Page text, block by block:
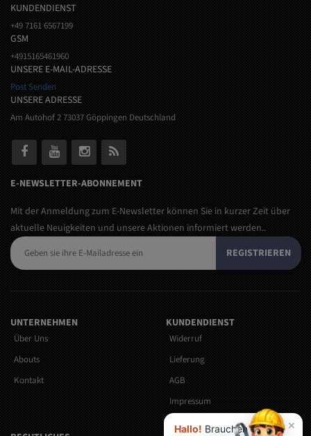
KUNDENDIENST
+49 7161 6567199
GSM
+4915165461960
UNSERE E-MAIL-ADRESSE
Post Senden
UNSERE ADRESSE
Am Autohof 2 73037 Göppingen Deutschland
E-NEWSLETTER-ABONNEMENT
Mit der Anmeldung zum E-Newsletter können Sie in kurzer Zeit über
aktuelle Neuigkeiten und unsere Aktionen informiert werden..
REGISTRIEREN
UNTERNEHMEN
Über Uns
Abouts
Kontakt
KUNDENDIENST
Widerruf
Lieferung
AGB
Impressum
Versandkosten
×
Hallo! Brauchen Sie